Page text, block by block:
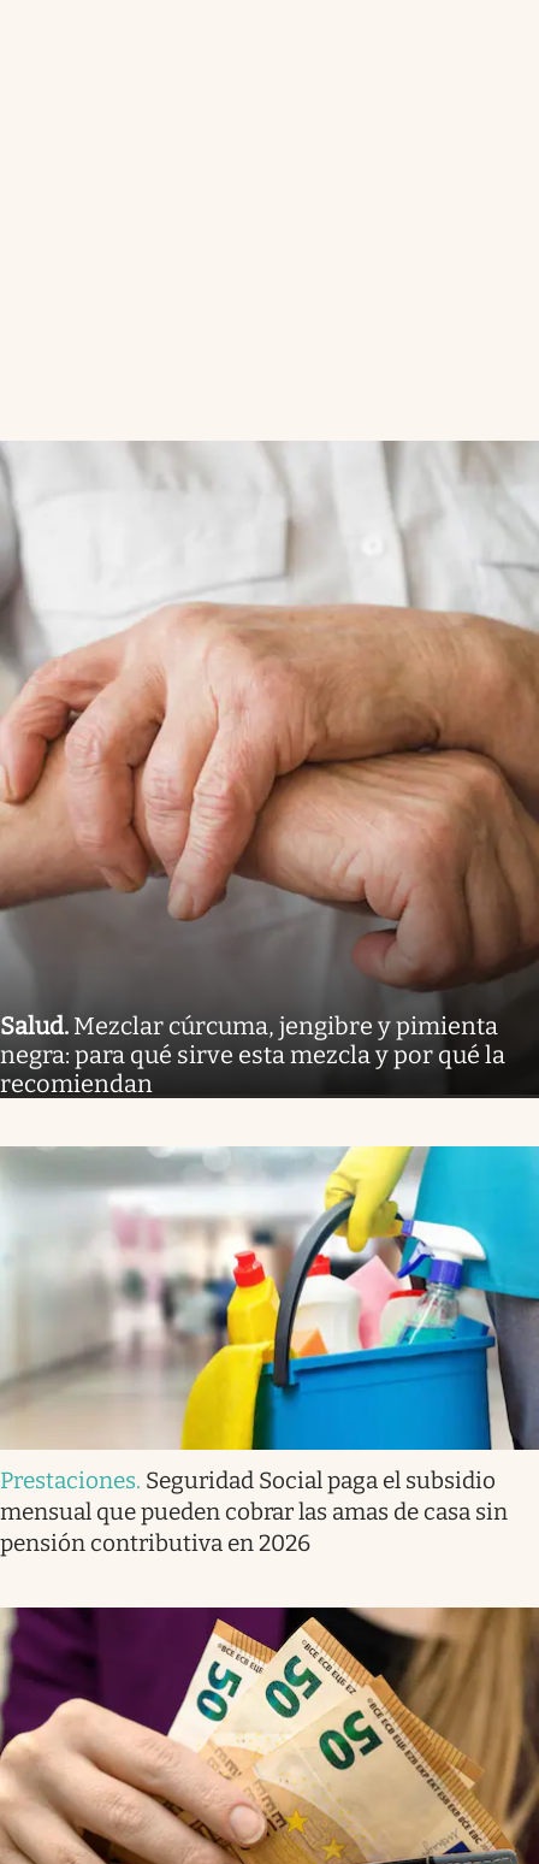
Salud. Mezclar cúrcuma, jengibre y pimienta
negra: para qué sirve esta mezcla y por qué la
recomiendan
Prestaciones. Seguridad Social paga el subsidio
mensual que pueden cobrar las amas de casa sin
pensión contributiva en 2026